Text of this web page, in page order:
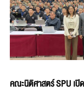
คณะนิติศาสตร์ SPU เปิ